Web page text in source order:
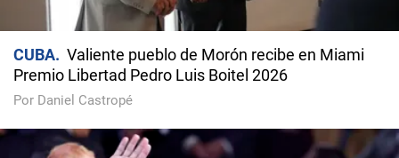
CUBA
Valiente pueblo de Morón recibe en Miami
Premio Libertad Pedro Luis Boitel 2026
Por Daniel Castropé